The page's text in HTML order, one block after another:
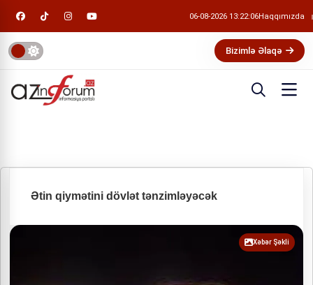
06-08-2026 13:22:06Haqqımızda
Bizimlə Əlaqə
Ətin qiymətini dövlət tənzimləyəcək
Xəbər Şəkli